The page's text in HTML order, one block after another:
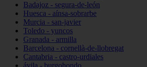
Badajoz - segura-de-león
Huesca - aínsa-sobrarbe
Murcia - san-javier
Toledo - yuncos
Granada - armilla
Barcelona - cornellà-de-llobregat
Cantabria - castro-urdiales
ávila - burgohondo